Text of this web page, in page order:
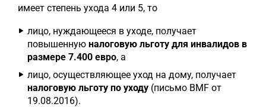
имеет степень ухода 4 или 5, то
лицо, нуждающееся в уходе, получает
повышенную налоговую льготу для инвалидов в
размере 7.400 евро, а
лицо, осуществляющее уход на дому, получает
налоговую льготу по уходу (письмо BMF от
19.08.2016).